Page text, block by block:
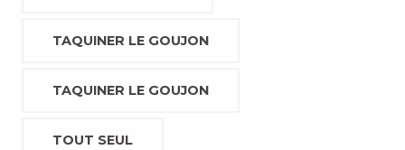
TAQUINER LE GOUJON
TAQUINER LE GOUJON
TOUT SEUL